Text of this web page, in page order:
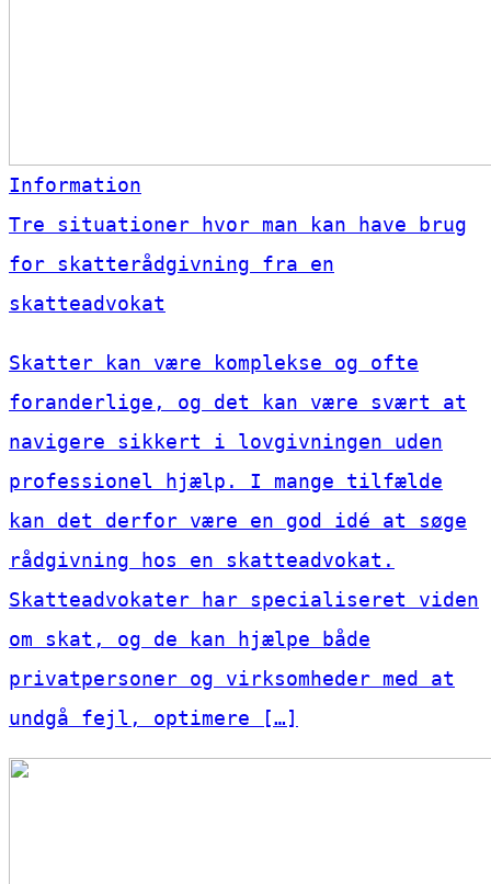
Information
Tre situationer hvor man kan have brug
for skatterådgivning fra en
skatteadvokat
Skatter kan være komplekse og ofte
foranderlige, og det kan være svært at
navigere sikkert i lovgivningen uden
professionel hjælp. I mange tilfælde
kan det derfor være en god idé at søge
rådgivning hos en skatteadvokat.
Skatteadvokater har specialiseret viden
om skat, og de kan hjælpe både
privatpersoner og virksomheder med at
undgå fejl, optimere […]